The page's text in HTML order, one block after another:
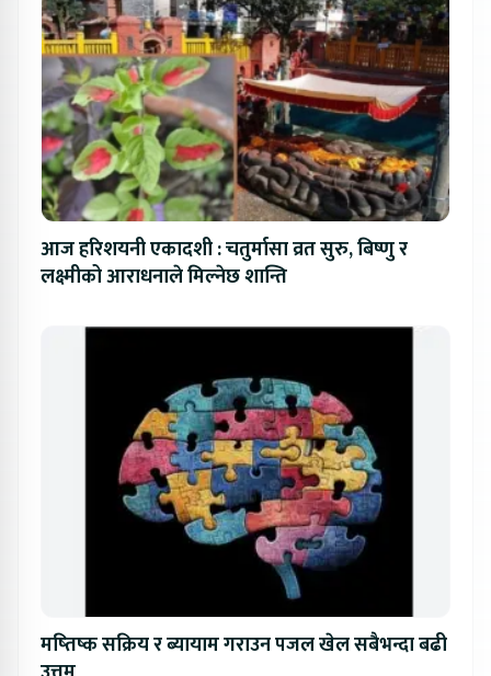
आज हरिशयनी एकादशी : चतुर्मासा व्रत सुरु, बिष्णु र
लक्ष्मीको आराधनाले मिल्नेछ शान्ति
मष्तिष्क सक्रिय र ब्यायाम गराउन पजल खेल सबैभन्दा बढी